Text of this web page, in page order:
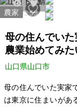
すか。 【物件概要】※古屋付土地と畑（現状渡し）となります
場所：島根県江津
(畑)315.00㎡ 建物：
2830353
農家
母の住んでいた
農業始めてみ
山口県山口市
母の住んでいた実家
は東京に住まいがあ